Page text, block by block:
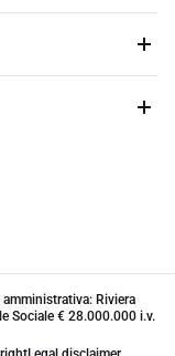
Riviera
Sociale € 28.000.000 i.v.